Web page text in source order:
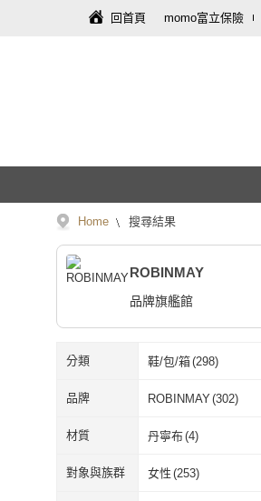
回首頁 momo富立保險
Home 搜尋結果
ROBINMAY
品牌旗艦館
分類 鞋/包/箱(298)
品牌 ROBINMAY(302)
ROBINMAY
材質 丹寧布(4)
丹寧布
對象與族群 女性 (253)